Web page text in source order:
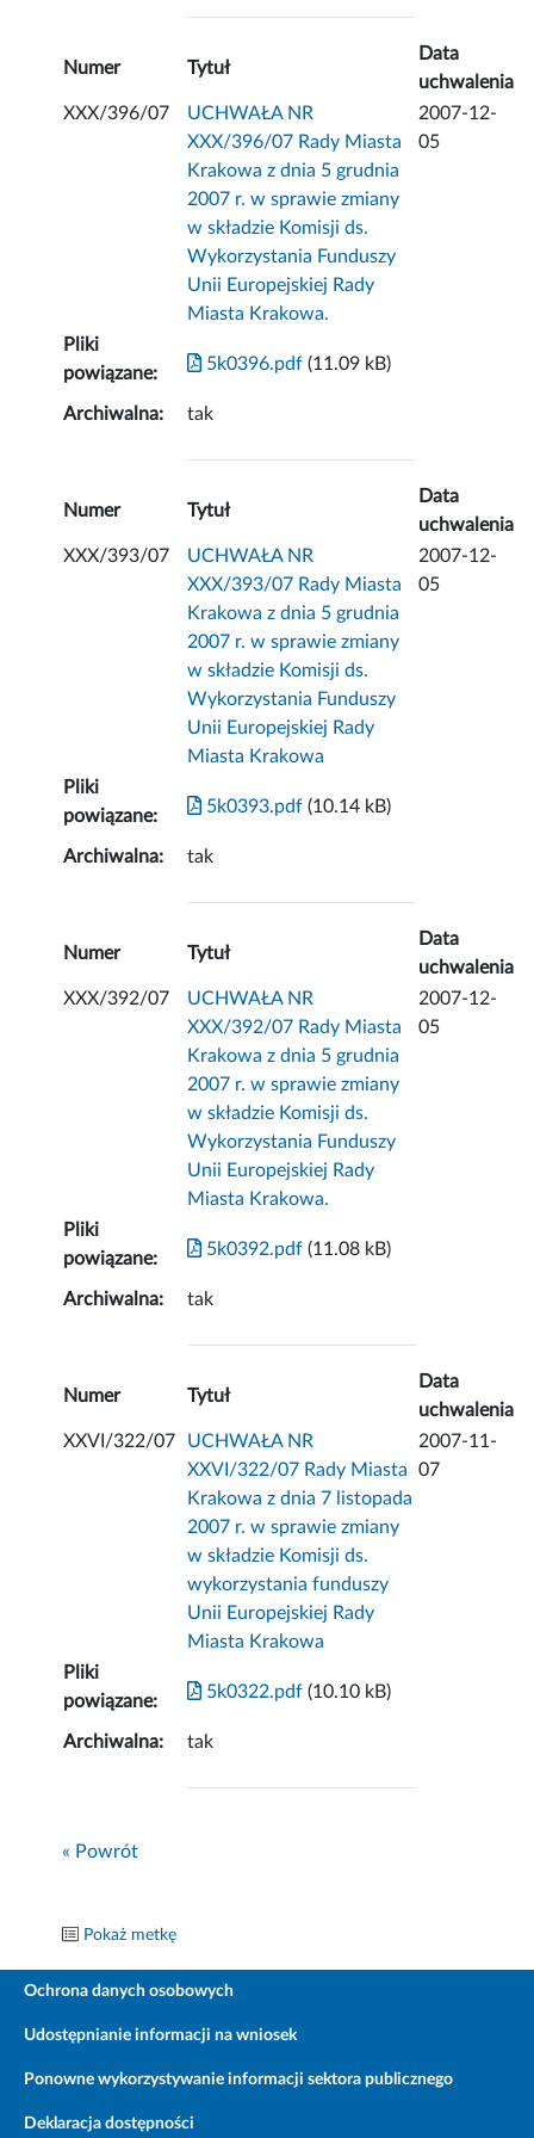
Numer Tytuł
Data
uchwalenia
XXX/396/07
UCHWAŁA NR
XXX/396/07 Rady Miasta
Krakowa z dnia 5 grudnia
2007 r. w sprawie zmiany
w składzie Komisji ds.
Wykorzystania Funduszy
Unii Europejskiej Rady
Miasta Krakowa.
2007-12-
05
Pliki
powiązane:
5k0396.pdf (11.09 kB)
Archiwalna: tak
Numer Tytuł
Data
uchwalenia
XXX/393/07
UCHWAŁA NR
XXX/393/07 Rady Miasta
Krakowa z dnia 5 grudnia
2007 r. w sprawie zmiany
w składzie Komisji ds.
Wykorzystania Funduszy
Unii Europejskiej Rady
Miasta Krakowa
2007-12-
05
Pliki
powiązane:
5k0393.pdf (10.14 kB)
Archiwalna: tak
Numer Tytuł
Data
uchwalenia
XXX/392/07
UCHWAŁA NR
XXX/392/07 Rady Miasta
Krakowa z dnia 5 grudnia
2007 r. w sprawie zmiany
w składzie Komisji ds.
Wykorzystania Funduszy
Unii Europejskiej Rady
Miasta Krakowa.
2007-12-
05
Pliki
powiązane:
5k0392.pdf (11.08 kB)
Archiwalna: tak
Numer Tytuł
Data
uchwalenia
XXVI/322/07
UCHWAŁA NR
XXVI/322/07 Rady Miasta
Krakowa z dnia 7 listopada
2007 r. w sprawie zmiany
w składzie Komisji ds.
wykorzystania funduszy
Unii Europejskiej Rady
Miasta Krakowa
2007-11-
07
Pliki
powiązane:
5k0322.pdf (10.10 kB)
Archiwalna: tak
« Powrót
Pokaż metkę
Ochrona danych osobowych
Udostępnianie informacji na wniosek
Ponowne wykorzystywanie informacji sektora publicznego
Deklaracja dostępności